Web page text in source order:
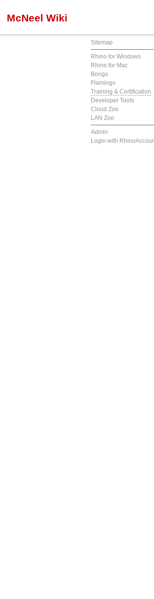
McNeel Wiki
Sitemap
Rhino for Windows
Rhino for Mac
Bongo
Flamingo
Training & Certification
Developer Tools
Cloud Zoo
LAN Zoo
Admin
Login with